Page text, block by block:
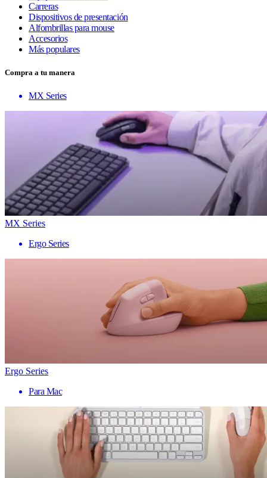
Carreras
Dispositivos de presentación
Alfombrillas para mouse
Accesorios
Más populares
Compra a tu manera
MX Series
MX Series
Ergo Series
Ergo Series
Para Mac